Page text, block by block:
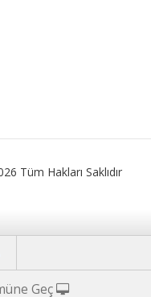
Tüm Hakları Saklıdır
Geç